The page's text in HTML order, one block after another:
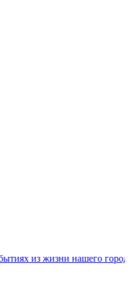
нашего города, пишите